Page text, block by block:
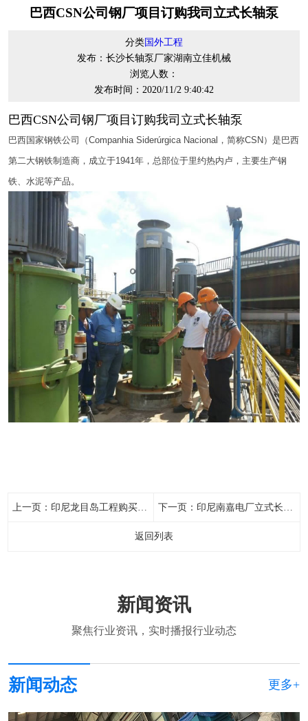
巴西CSN公司钢厂项目订购我司立式长轴泵
分类国外工程
发布：长沙长轴泵厂家湖南立佳机械
浏览人数：
发布时间：2020/11/2 9:40:42
巴西CSN公司钢厂项目订购我司立式长轴泵
巴西国家钢铁公司（Companhia Siderúrgica Nacional，简称CSN）是巴西
第二大钢铁制造商，成立于1941年，总部位于里约热内卢，主要生产钢
铁、水泥等产品。
上一页： 印尼龙目岛工程购买我司供油泵、卸油泵 下一页： 印尼南嘉电厂立式长轴海水泵
返回列表
新闻资讯
聚焦行业资讯，实时播报行业动态
新闻动态 更多+